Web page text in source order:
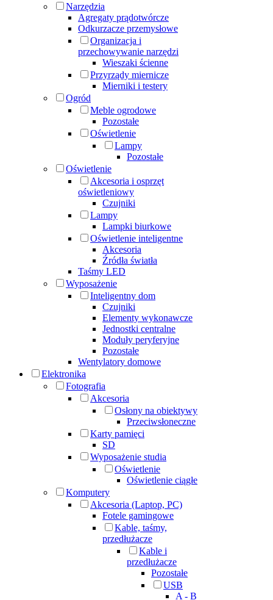
Narzędzia
Agregaty prądotwórcze
Odkurzacze przemysłowe
Organizacja i
przechowywanie narzędzi
Wieszaki ścienne
Przyrządy miernicze
Mierniki i testery
Ogród
Meble ogrodowe
Pozostałe
Oświetlenie
Lampy
Pozostałe
Oświetlenie
Akcesoria i osprzęt
oświetleniowy
Czujniki
Lampy
Lampki biurkowe
Oświetlenie inteligentne
Akcesoria
Źródła światła
Taśmy LED
Wyposażenie
Inteligentny dom
Czujniki
Elementy wykonawcze
Jednostki centralne
Moduły peryferyjne
Pozostałe
Wentylatory domowe
Elektronika
Fotografia
Akcesoria
Osłony na obiektywy
Przeciwsłoneczne
Karty pamięci
SD
Wyposażenie studia
Oświetlenie
Oświetlenie ciągłe
Komputery
Akcesoria (Laptop, PC)
Fotele gamingowe
Kable, taśmy,
przedłużacze
Kable i
przedłużacze
Pozostałe
USB
A - B